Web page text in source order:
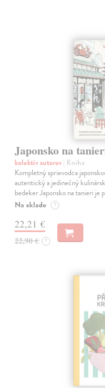
Japonsko na
kolektív autorov| Kniha
Kompletný sprievodca
autentický a jedinečný
bedeker Japonsko na tanieri je
Na sklade ?
22,21 €
22,90 € ?